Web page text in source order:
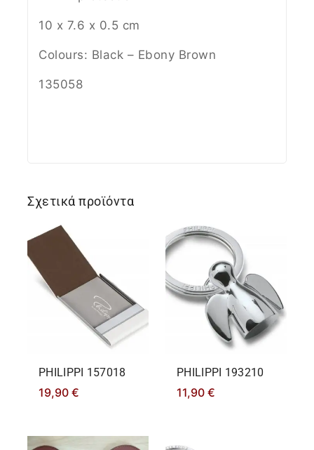
10 x 7.6 x 0.5 cm
Colours: Black – Ebony Brown
135058
Σχετικά προϊόντα
PHILIPPΙ 157018
19,90 €
PHILIPPΙ 193210
11,90 €